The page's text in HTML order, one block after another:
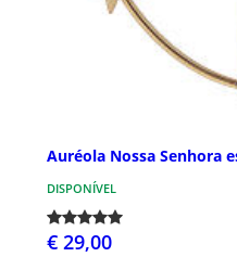
Auréola Nossa Senhora
DISPONÍVEL
€ 29,00